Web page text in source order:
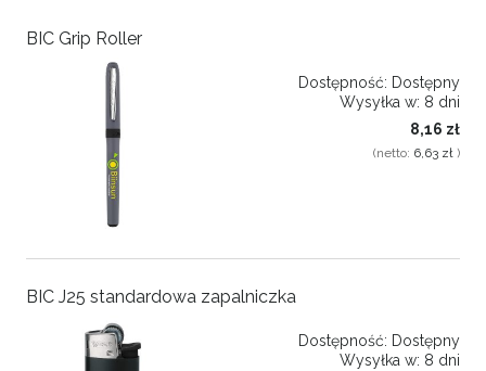
BIC Grip Roller
Dostępność: Dostępny
Wysyłka w: 8 dni
8,16 zł
(netto: 6,63 zł )
BIC J25 standardowa zapalniczka
Dostępność: Dostępny
Wysyłka w: 8 dni